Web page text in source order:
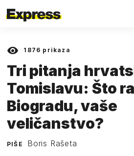
1876 prikaza
Tri pitanja
Tomislavu: Što
Biogradu, vaše
veličanstvo?
PIŠE Boris Rašeta